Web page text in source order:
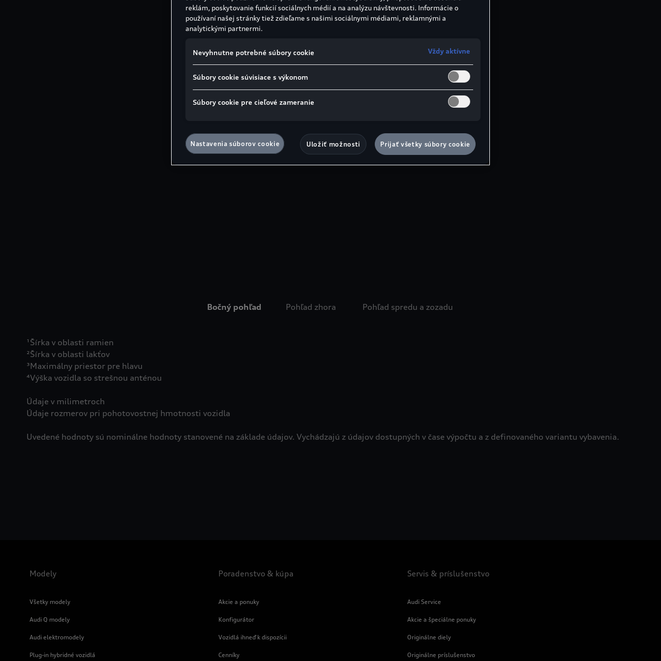
Bočný pohľad Pohľad zhora Pohľad spredu a zozadu
¹Šírka v oblasti ramien
²Šírka v oblasti lakťov
³Maximálny priestor pre hlavu
⁴Výška vozidla so strešnou anténou
Údaje v milimetroch
Údaje rozmerov pri pohotovostnej hmotnosti vozidla
Uvedené hodnoty sú nominálne hodnoty stanovené na základe údajov. Vychádzajú z údajov dostupných v čase výpočtu a z definovaného variantu vybavenia.
Modely
Všetky modely
Audi Q modely
Audi elektromodely
Plug-in hybridné vozidlá
Poradenstvo & kúpa
Akcie a ponuky
Konfigurátor
Vozidlá ihneď k dispozícii
Cenníky
Servis & príslušenstvo
Audi Service
Akcie a špeciálne ponuky
Originálne diely
Originálne príslušenstvo
reklám, poskytovanie funkcií sociálnych médií a na analýzu návštevnosti. Informácie o
používaní našej stránky tiež zdieľame s našimi sociálnymi médiami, reklamnými a
analytickými partnermi.
Nevyhnutne potrebné súbory cookie Vždy aktívne
Súbory cookie súvisiace s výkonom
Súbory cookie pre cieľové zameranie
Nastavenia súborov cookie Uložiť možnosti Prijať všetky súbory cookie